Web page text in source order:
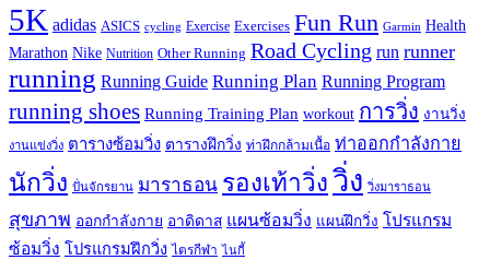
5K adidas ASICS cycling Exercise Exercises Fun Run Garmin Health
Marathon Nike Nutrition Other Running Road Cycling run runner
running Running Guide Running Plan Running Program
running shoes Running Training Plan workout การวิ่ง งานวิ่ง
งานแข่งวิ่ง ตารางซ้อมวิ่ง ตารางฝึกวิ่ง ท่าฝึกกล้ามเนื้อ ท่าออกกำลังกาย
นักวิ่ง ปั่นจักรยาน มาราธอน รองเท้าวิ่ง วิ่ง วิ่งมาราธอน
สุขภาพ ออกกำลังกาย อาดิดาส แผนซ้อมวิ่ง แผนฝึกวิ่ง โปรแกรม
ซ้อมวิ่ง โปรแกรมฝึกวิ่ง ไตรกีฬา ไนกี้